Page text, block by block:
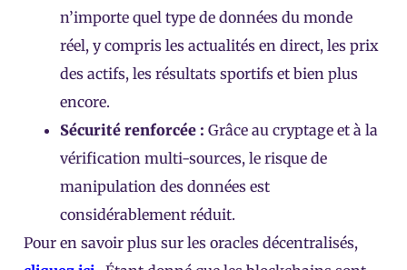
n’importe quel type de données du monde
réel, y compris les actualités en direct, les prix
des actifs, les résultats sportifs et bien plus
encore.
Sécurité renforcée : Grâce au cryptage et à la
vérification multi-sources, le risque de
manipulation des données est
considérablement réduit.
Pour en savoir plus sur les oracles décentralisés,